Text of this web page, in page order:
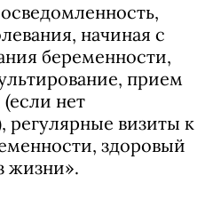
начиная с
беременности,
прием
нет
регулярные визиты к
здоровый
жизни».